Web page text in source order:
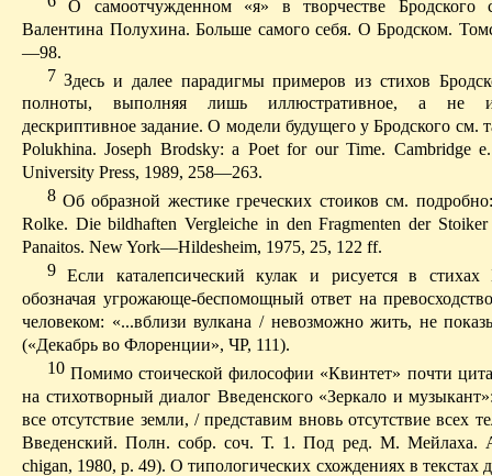
О самоотчужденном«я» в творчестве Бродского
Валентина Полухина. Больше само­го себя. О Бродском.
—98.
7 Здесь и далее парадигмы примеров из стихов
полноты, выполняя лишь ил­люстратив­ное, а не
дескриптивное задание. О модели будущего у Бродского см.
Polukhina. Joseph Brodsky: a Poet for our Time. Cambridge
University Press, 1989, 258—263.
8Об образной жестикегреческих стоиков см.
Rolke. Diebildhaften Vergleiche in denFragmenten der Stoiker
Panaitos. NewYork—Hildesheim, 1975, 25, 122 ff.
9Если каталепсический кулак и рисуется в стихах
обозначая угрожающе-беспомощ­ный ответ на
человеком: «...вблизи вулкана / невозможно жить, не
(«Декабрь во Флоренции», ЧP, 111).
10Помимо стоической философии «Квинтет» почти
на стихотворный диалог Введенского «Зеркало и
все отсутствие земли, / представим вновь отсут­ствие всех
Введенский. Полн. собр. соч. Т. 1. Под ред. М. Мейлаха.
chigan, 1980,p. 49). О типологических схождениях в текстах